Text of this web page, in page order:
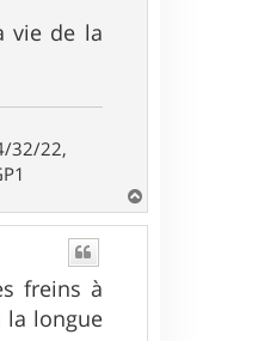
vie de la
32/22,
a
freins à
la longue